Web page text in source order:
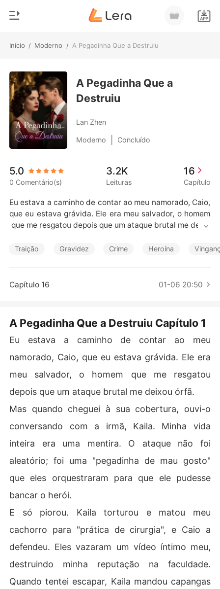
Início / Moderno / A Pegadinha Que a Destruiu
Loja
Histórico
Sair
Baixar App
Gênero
Moderno
Lobisomem
Contos
Bilionários
Contos Curtos
A Pegadinha Que a
Destruiu
Lan Zhen
Moderno Concluído
5.0
0 Comentário(s)
3.2K
Leituras
16
Capítulo
Eu estava a caminho de contar ao meu namorado, Caio,
que eu estava grávida. Ele era meu salvador, o homem
que me resgatou depois que um ataque brutal me deixo
a. O ataque não foi aleatório; foi uma "pegadinha de ma
E só piorou. Kaila torturou e matou meu cachorro para
"prática de cirurgia", e Caio a defendeu. Eles vazaram
aculdade. Quando tentei escapar, Kaila mandou capang
as atrás de mim, e o ataque me fez perder nosso filho.
Enquanto eu sangrava no hospital, Caio me culpou por p
erder o bebê. Ele então me disse que o aborto espontâ
Sua exigência final foi a mais cruel. Ele disse que eu tin
ha que "compensar" sua irmã por todo o problema que c
ausei, doando um dos meus rins para ela.
Mas eles cometeram um erro fatal. Eles pensaram que e
u era uma órfã indefesa.
Eles não sabiam que eu tinha acabado de herdar um im
pério bilionário de uma tia secreta. E eu estava prestes
a usar cada centavo para queimar o mundo deles até a
s cinzas.
Traição Gravidez Crime Heroína
Capítulo 16 01-06 20:50
A Pegadinha Que a Destruiu Capítulo 1
Eu estava a caminho de contar ao meu
namorado, Caio, que eu estava grávida. Ele era
meu salvador, o homem que me resgatou
depois que um ataque brutal me deixou órfã.
Mas quando cheguei à sua cobertura, ouvi-o
conversando com a irmã, Kaila. Minha vida
inteira era uma mentira. O ataque não foi
aleatório; foi uma "pegadinha de mau gosto"
que eles orquestraram para que ele pudesse
bancar o herói.
E só piorou. Kaila torturou e matou meu
cachorro para "prática de cirurgia", e Caio a
defendeu. Eles vazaram um vídeo íntimo meu,
destruindo minha reputação na faculdade.
Quando tentei escapar, Kaila mandou capangas